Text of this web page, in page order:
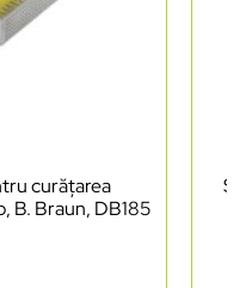
curățarea
B. Braun, DB185